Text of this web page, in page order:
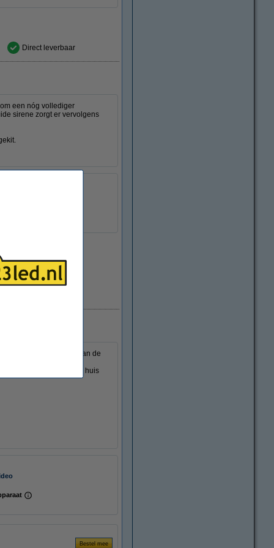
Direct leverbaar
om een nóg vollediger
sirene zorgt er vervolgens
nóg completer beeld van de
hiermee namelijk de
weet wat er rondom uw huis